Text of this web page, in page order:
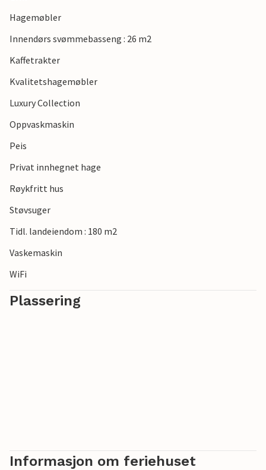
med valg!
Hagemøbler
Innendørs svømmebasseng : 26 m2
Kaffetrakter
Kvalitetshagemøbler
Luxury Collection
Oppvaskmaskin
Peis
Privat innhegnet hage
Røykfritt hus
Støvsuger
Tidl. landeiendom : 180 m2
Vaskemaskin
WiFi
Plassering
Informasjon om feriehuset